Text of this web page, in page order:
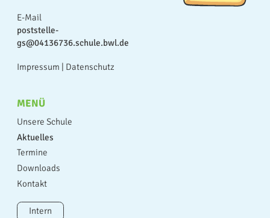
E-Mail
poststelle-
gs@04136736.schule.bwl.de
Impressum | Datenschutz
MENÜ
Unsere Schule
Aktuelles
Termine
Downloads
Kontakt
Intern